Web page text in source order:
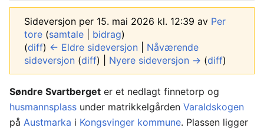
Sideversjon per 15. mai 2026 kl. 12:39 av Per
tore (samtale bidrag)
(diff) ← Eldre sideversjon
Nåværende
sideversjon (diff) | Nyere sideversjon → (diff)
Søndre Svartberget er et nedlagt finnetorp og
husmannsplass under matrikkelgården Varaldskogen
på Austmarka i Kongsvinger kommune. Plassen ligger